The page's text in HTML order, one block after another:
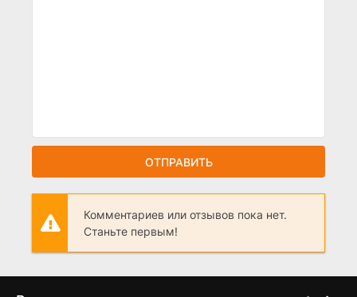
ОТПРАВИТЬ
Комментариев или отзывов пока нет.
Станьте первым!